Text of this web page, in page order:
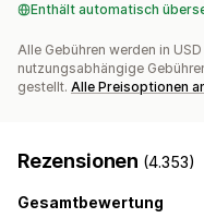
Enthält automatisch
Alle Gebühren werden in
nutzungsabhängige
gestellt. Alle Preisoptionen
Rezensionen (4.353)
Gesamtbewertung